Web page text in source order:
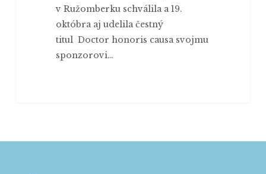
v Ružomberku schválila a 19.
októbra aj udelila čestný
titul Doctor honoris causa svojmu
sponzorovi…